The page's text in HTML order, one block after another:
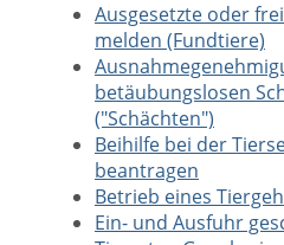
Ausgesetzte oder
melden (Fundtiere)
betäubungslosen
("Schächten")
Beihilfe bei der
beantragen
Betrieb eines
Ein- und Ausfuhr